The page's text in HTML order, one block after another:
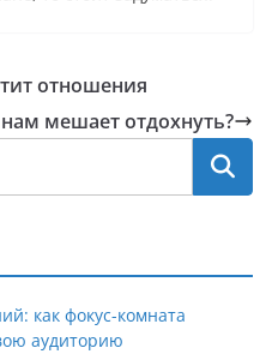
отношения
мешает отдохнуть?
как фокус-комната
аудиторию